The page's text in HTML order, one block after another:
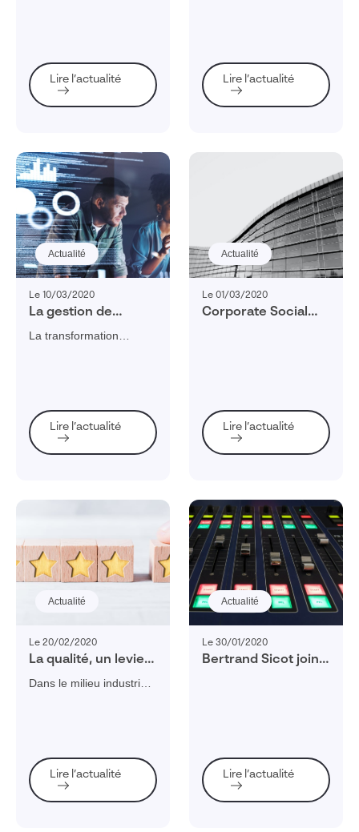
il n’est pas uniquement
question de ROI !
Lire l’actualité
nouvelles
connaissances, ce sont
de nouveaux réflexes
Lire l’actualité
Actualité
Le 10/03/2020
La gestion de
données : la clé
succès
La transformation
Lire l’actualité
Actualité
Le 01/03/2020
Corporate Social
Lire l’actualité
Actualité
Le 20/02/2020
La qualité, un levier
de compétitivité
Dans le milieu industriel,
telle démarche !
Lire l’actualité
Actualité
Le 30/01/2020
Bertrand Sicot joins
Lire l’actualité